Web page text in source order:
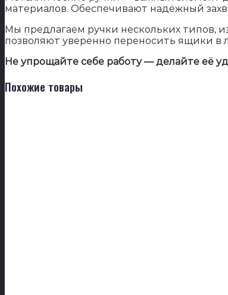
материалов. Обеспечивают надёжный
Мы предлагаем ручки нескольких типов,
позволяют уверенно переносить ящики в
Не упрощайте себе работу — делайте её
Похожие товары